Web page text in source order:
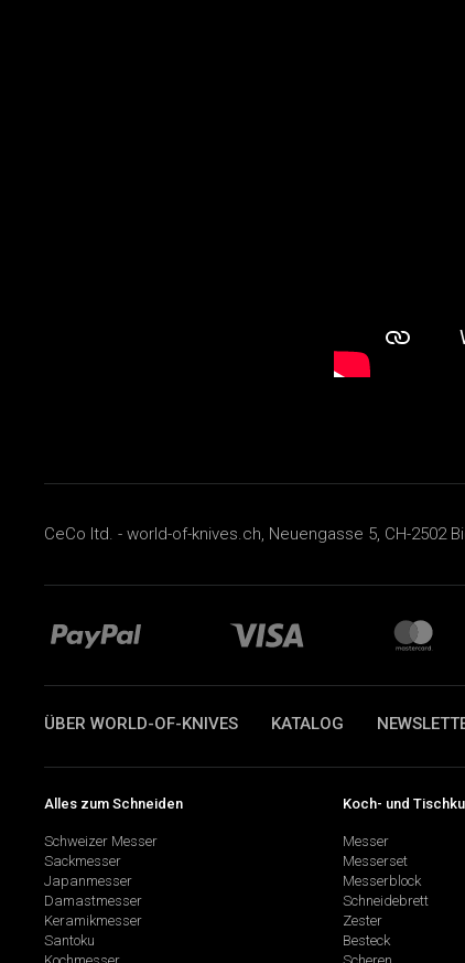
CeCo ltd. - world-of-knives.ch, Neuengasse 5, CH-2502
ÜBER WORLD-OF-KNIVES KATALOG
Alles zum Schneiden
Schweizer Messer
Sackmesser
Japanmesser
Damastmesser
Keramikmesser
Santoku
Koch- und
Messer
Messerset
Messerblock
Schneidebrett
Zester
Besteck